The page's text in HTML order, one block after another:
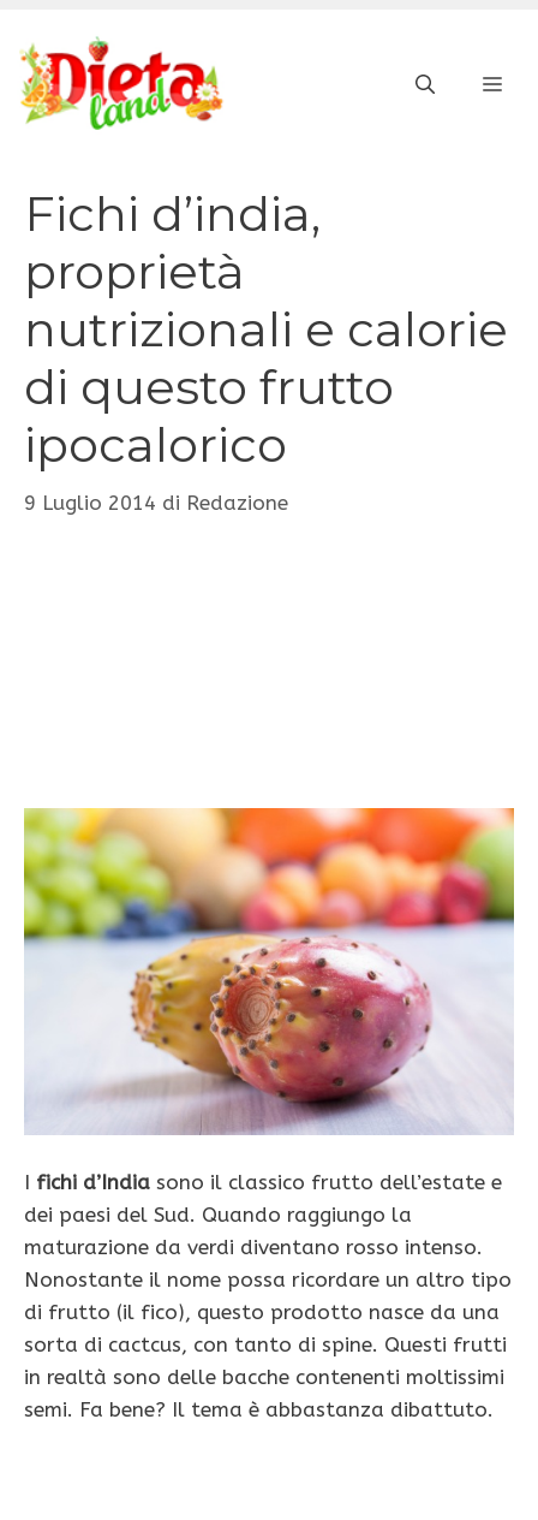
contenuto
Fichi d’india,
proprietà
nutrizionali e calorie
di questo frutto
ipocalorico
9 Luglio 2014 di Redazione
I fichi d’India sono il classico frutto dell’estate e
dei paesi del Sud. Quando raggiungo la
maturazione da verdi diventano rosso intenso.
Nonostante il nome possa ricordare un altro tipo
di frutto (il fico), questo prodotto nasce da una
sorta di cactcus, con tanto di spine. Questi frutti
in realtà sono delle bacche contenenti moltissimi
semi. Fa bene? Il tema è abbastanza dibattuto.